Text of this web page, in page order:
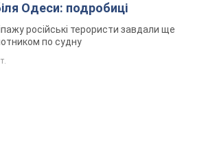
Одеси: подробиці
російські терористи завдали ще
по судну